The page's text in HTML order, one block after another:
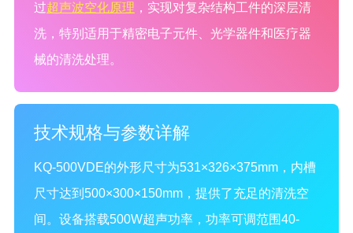
过超声波空化原理 ，实现对复杂结构工件的深层清
洗，特别适用于精密电子元件、光学器件和医疗器
械的清洗处理。
技术规格与参数详解
KQ-500VDE的外形尺寸为531×326×375mm，内槽
尺寸达到500×300×150mm，提供了充足的清洗空
间。设备搭载500W超声功率，功率可调范围40-